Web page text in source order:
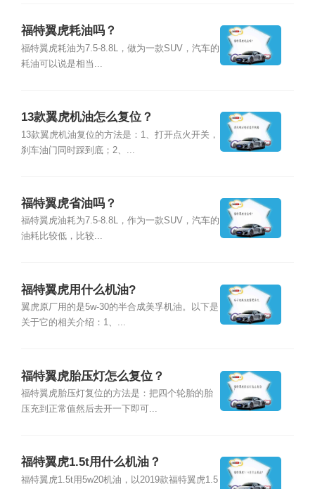
福特翼虎耗油吗？
福特翼虎耗油为7.5-8.8L，做为一款SUV，汽车的
耗油可以说是相当...
13款翼虎机油怎么复位？
13款翼虎机油复位的方法是：1、打开点火开关，
刹车油门同时踩到底；2、...
福特翼虎省油吗？
福特翼虎油耗为7.5-8.8L，作为一款SUV，汽车的
油耗比较低，比较...
福特翼虎用什么机油?
翼虎原厂用的是5w-30的半合成美孚机油。以下是
关于它的相关介绍：1、...
福特翼虎胎压灯怎么复位？
福特翼虎胎压灯复位的方法是：把四个轮胎的胎
压充到正常值然后去开一下即可...
福特翼虎1.5t用什么机油？
福特翼虎1.5t用5w20机油，以2019款福特翼虎1.5